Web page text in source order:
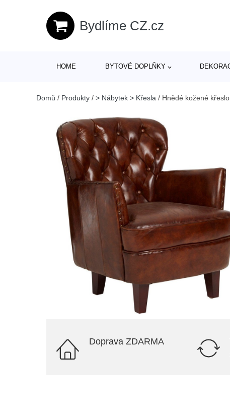
Bydlíme CZ.cz
HOME BYTOVÉ DOPLŇKY
Domů / Produkty / > Nábytek > Křesla / Hnědé kožené
Doprava ZDARMA